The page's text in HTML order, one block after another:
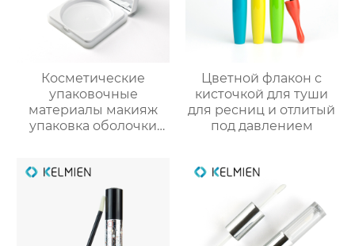
Косметические
упаковочные
материалы макияж
упаковка оболочки
фундамент оболочки
защелки крышка
глянцевый УФ
квадратных
пластиковых оболочек
Цветной флакон с
кисточкой для туши
для ресниц и отлитый
под давлением